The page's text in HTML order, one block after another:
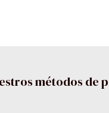
métodos de